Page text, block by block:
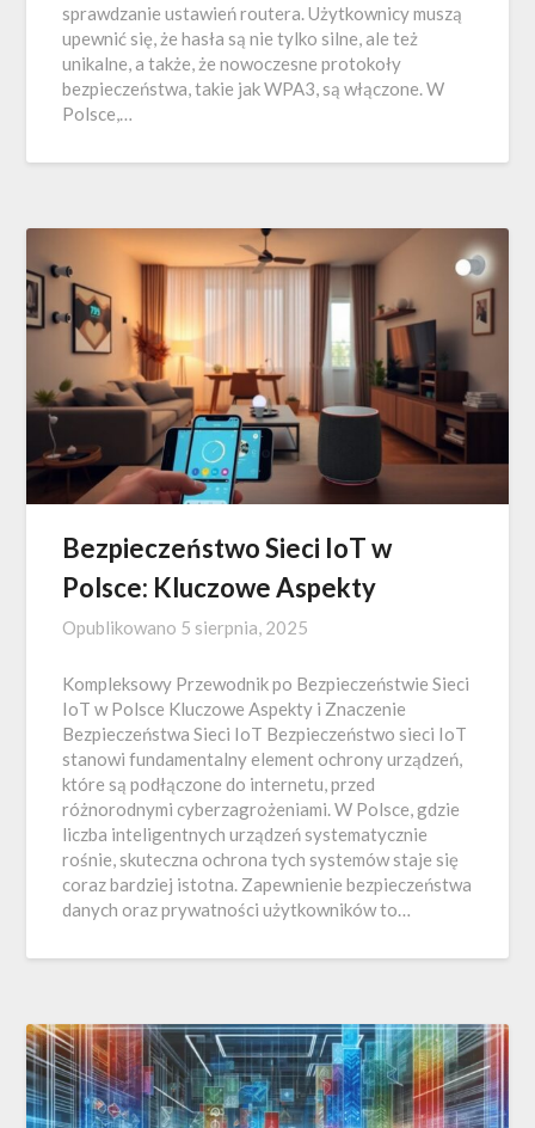
sprawdzanie ustawień routera. Użytkownicy muszą
upewnić się, że hasła są nie tylko silne, ale też
unikalne, a także, że nowoczesne protokoły
bezpieczeństwa, takie jak WPA3, są włączone. W
Polsce,…
Bezpieczeństwo Sieci IoT w
Polsce: Kluczowe Aspekty
Opublikowano 5 sierpnia, 2025
Kompleksowy Przewodnik po Bezpieczeństwie Sieci
IoT w Polsce Kluczowe Aspekty i Znaczenie
Bezpieczeństwa Sieci IoT Bezpieczeństwo sieci IoT
stanowi fundamentalny element ochrony urządzeń,
które są podłączone do internetu, przed
różnorodnymi cyberzagrożeniami. W Polsce, gdzie
liczba inteligentnych urządzeń systematycznie
rośnie, skuteczna ochrona tych systemów staje się
coraz bardziej istotna. Zapewnienie bezpieczeństwa
danych oraz prywatności użytkowników to…